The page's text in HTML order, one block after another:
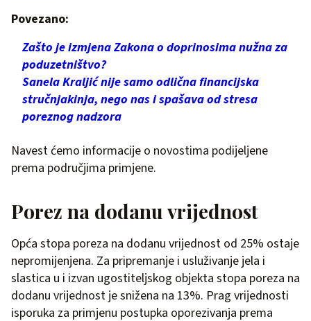
Povezano:
Zašto je izmjena Zakona o doprinosima nužna za
poduzetništvo?
Sanela Kraljić nije samo odlična financijska
stručnjakinja, nego nas i spašava od stresa
poreznog nadzora
Navest ćemo informacije o novostima podijeljene
prema područjima primjene.
Porez na dodanu vrijednost
Opća stopa poreza na dodanu vrijednost od 25% ostaje
nepromijenjena. Za pripremanje i usluživanje jela i
slastica u i izvan ugostiteljskog objekta stopa poreza na
dodanu vrijednost je snižena na 13%. Prag vrijednosti
isporuka za primjenu postupka oporezivanja prema